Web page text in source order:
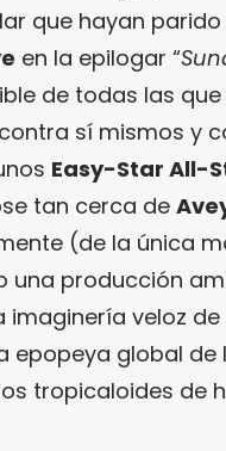
que hayan
en la epilogar “
de todas las
sí mismos y
Easy-Star All-
tan cerca de
(de la única
una producción
veloz de
epopeya global
tropicaloides de